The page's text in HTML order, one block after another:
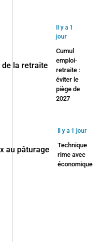
Il y a 1
jour
Cumul
emploi-
retraite :
éviter le
piège de
2027
Il y a 1 jour
Technique
rime avec
économique